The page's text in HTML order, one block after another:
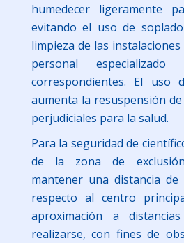
humedecer ligeramente
evitando el uso de
limpieza de las
personal
correspondientes. El uso
aumenta la resuspensión
perjudiciales para la salud.
Para la seguridad de
de la zona de
mantener una distancia
respecto al centro
aproximación a
realizarse, con fines de